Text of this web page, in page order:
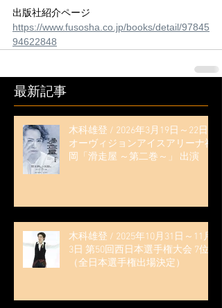
出版社紹介ページ
https://www.fusosha.co.jp/books/detail/97845
94622848
最新記事
木科雄登 / 2026年3月19日～22日
オーヴィジョンアイスアリーナ福
岡「滑走屋 ～第二巻～」 出演
木科雄登 / 2025年10月31日～11月
3日 第50回西日本選手権大会 7位
（全日本選手権出場決定）